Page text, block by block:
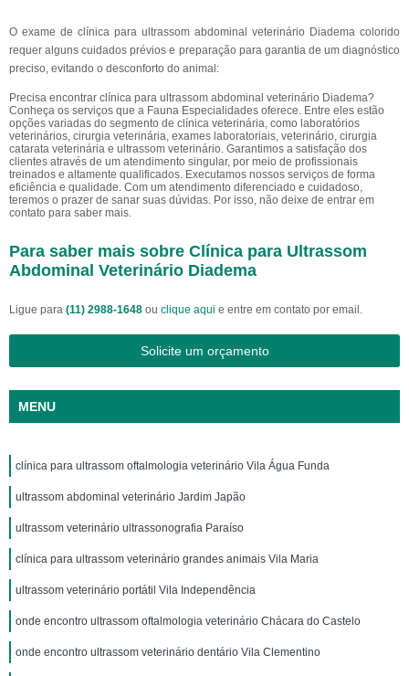
O exame de clínica para ultrassom abdominal veterinário Diadema colorido
requer alguns cuidados prévios e preparação para garantia de um diagnóstico
preciso, evitando o desconforto do animal:
Precisa encontrar clínica para ultrassom abdominal veterinário Diadema?
Conheça os serviços que a Fauna Especialidades oferece. Entre eles estão
opções variadas do segmento de clínica veterinária, como laboratórios
veterinários, cirurgia veterinária, exames laboratoriais, veterinário, cirurgia
catarata veterinária e ultrassom veterinário. Garantimos a satisfação dos
clientes através de um atendimento singular, por meio de profissionais
treinados e altamente qualificados. Executamos nossos serviços de forma
eficiência e qualidade. Com um atendimento diferenciado e cuidadoso,
teremos o prazer de sanar suas dúvidas. Por isso, não deixe de entrar em
contato para saber mais.
Para saber mais sobre Clínica para Ultrassom
Abdominal Veterinário Diadema
Ligue para (11) 2988-1648 ou clique aqui e entre em contato por email.
Solicite um orçamento
MENU
clínica para ultrassom oftalmologia veterinário Vila Água Funda
ultrassom abdominal veterinário Jardim Japão
ultrassom veterinário ultrassonografia Paraíso
clínica para ultrassom veterinário grandes animais Vila Maria
ultrassom veterinário portátil Vila Independência
onde encontro ultrassom oftalmologia veterinário Chácara do Castelo
onde encontro ultrassom veterinário dentário Vila Clementino